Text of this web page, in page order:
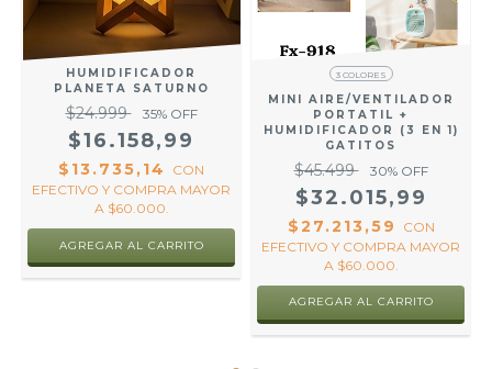
HUMIDIFICADOR
PLANETA SATURNO
$24.999 35% OFF
$16.158,99
$13.735,14
CON
EFECTIVO Y COMPRA MAYOR
A $60.000.
3 COLORES
MINI AIRE/VENTILADOR
PORTATIL +
HUMIDIFICADOR (3 EN 1)
GATITOS
$45.499 30% OFF
$32.015,99
$27.213,59
CON
EFECTIVO Y COMPRA MAYOR
A $60.000.
AGREGAR AL CARRITO